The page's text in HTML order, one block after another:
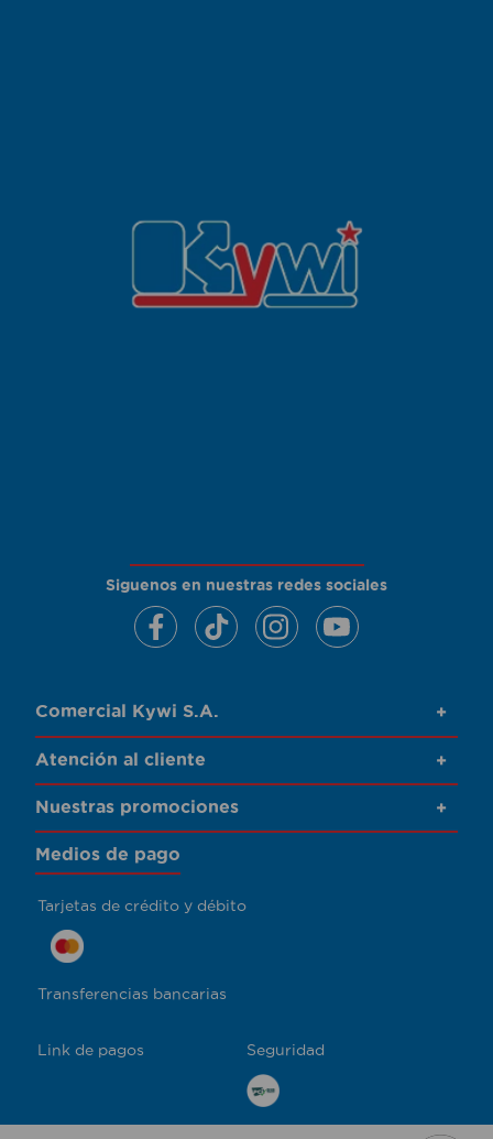
Siguenos en nuestras redes sociales
Comercial Kywi S.A. +
Atención al cliente +
Nuestras promociones +
Medios de pago
Tarjetas de crédito y débito
Transferencias bancarias
Link de pagos Seguridad